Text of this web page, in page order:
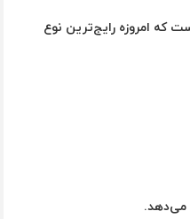
که امروزه رایج‌ترین نوع
می‌دهد.